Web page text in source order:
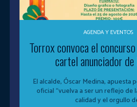
AGENDA Y EVENTOS
Torrox convoca el
cartel anunciador
El alcalde, Óscar Medina, apuesta
oficial “vuelva a ser un reflejo de
calidad y el orgullo